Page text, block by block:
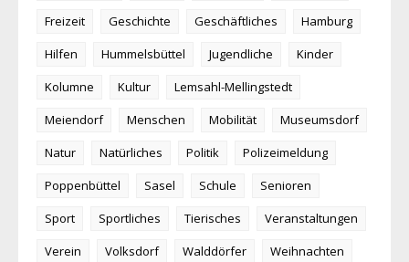
Freizeit
Geschichte Geschäftliches
Hamburg
Hilfen
Hummelsbüttel Jugendliche
Kinder
Kolumne
Kultur
Lemsahl-Mellingstedt
Meiendorf
Menschen Mobilität
Museumsdorf
Natur
Natürliches Politik
Polizeimeldung
Poppenbüttel
Sasel Schule
Senioren
Sport
Sportliches Tierisches
Veranstaltungen
Verein
Volksdorf Walddörfer
Weihnachten